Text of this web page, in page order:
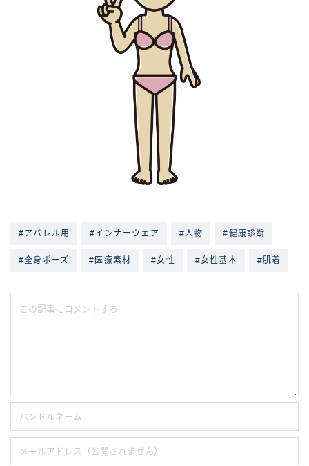
#アパレル用 #インナーウェア #人物 #健康診断
#全身ポーズ #医療素材 #女性 #女性基本 #肌着